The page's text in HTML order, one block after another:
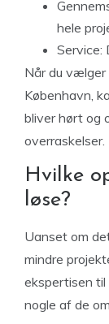
hele
Service:
Når du vælger
København,
bliver hørt og
overraskelser.
Hvilke
løse?
Uanset om
mindre
ekspertisen til
nogle af de